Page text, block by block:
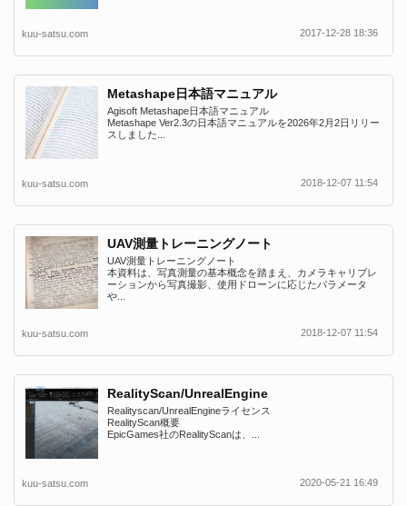
kuu-satsu.com 2017-12-28 18:36
Metashape日本語マニュアル
Agisoft Metashape日本語マニュアル
Metashape Ver2.3の日本語マニュアルを2026年2月2日リリー
スしました...
kuu-satsu.com 2018-12-07 11:54
UAV測量トレーニングノート
UAV測量トレーニングノート
本資料は、写真測量の基本概念を踏まえ、カメラキャリブレ
ーションから写真撮影、使用ドローンに応じたパラメータ
や...
kuu-satsu.com 2018-12-07 11:54
RealityScan/UnrealEngine
Realityscan/UnrealEngineライセンス
RealityScan概要
EpicGames社のRealityScanは、...
kuu-satsu.com 2020-05-21 16:49